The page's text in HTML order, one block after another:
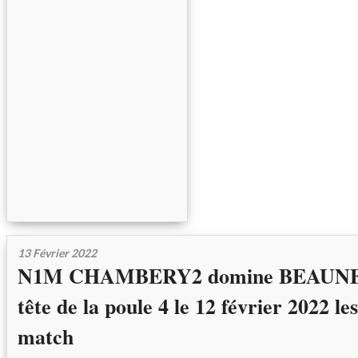
13 Février 2022
N1M CHAMBERY2 domine
tête de la poule 4 le 12 février 2022
match